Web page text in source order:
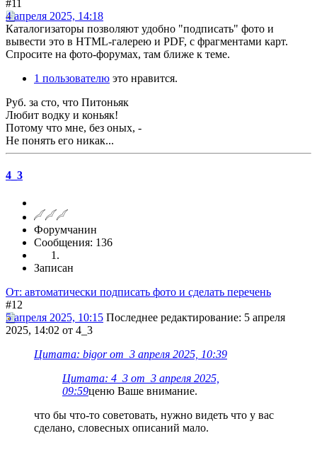
#11
4 апреля 2025, 14:18
Каталогизаторы позволяют удобно "подписать" фото и
вывести это в HTML-галерею и PDF, с фрагментами карт.
Спросите на фото-форумах, там ближе к теме.
1 пользователю это нравится.
Руб. за сто, что Питоньяк
Любит водку и коньяк!
Потому что мне, без оных, -
Не понять его никак...
4_3
Форумчанин
Сообщения: 136
Записан
От: автоматически подписать фото и сделать перечень
#12
5 апреля 2025, 10:15 Последнее редактирование: 5 апреля
2025, 14:02 от 4_3
Цитата: bigor от 3 апреля 2025, 10:39
Цитата: 4_3 от 3 апреля 2025,
09:59ценю Ваше внимание.
что бы что-то советовать, нужно видеть что у вас
сделано, словесных описаний мало.